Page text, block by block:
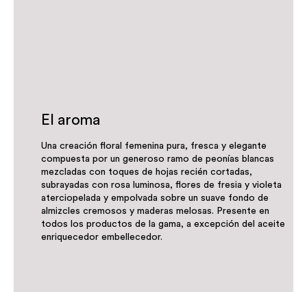
El aroma
Una creación floral femenina pura, fresca y elegante
compuesta por un generoso ramo de peonías blancas
mezcladas con toques de hojas recién cortadas,
subrayadas con rosa luminosa, flores de fresia y violeta
aterciopelada y empolvada sobre un suave fondo de
almizcles cremosos y maderas melosas. Presente en
todos los productos de la gama, a excepción del aceite
enriquecedor embellecedor.